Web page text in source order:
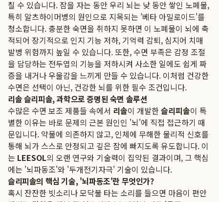
칠 수 있습니다. 잠을 자는 동안 우리 뇌는 낮 동안 쌓인 노폐물,
특히 알츠하이머병의 원인으로 지목되는 '베타 아밀로이드'를
청소합니다. 충분한 숙면을 취하지 못하면 이 노폐물이 뇌에 축
적되어 장기적으로 인지 기능 저하, 기억력 감퇴, 심지어 치매
발병 위험까지 높일 수 있습니다. 또한, 수면 부족은 감정 조절
을 담당하는 전두엽의 기능을 저하시켜 사소한 일에도 쉽게 짜
증을 내거나 우울감을 느끼게 만들 수 있습니다. 이처럼 건강한
수면은 선택이 아닌, 건강한 뇌를 위한 필수 조건입니다.
리솔 슬리피솔, 과학으로 증명된 숙면 솔루션
수많은 수면 보조 제품들 속에서 리솔이 개발한슬리피솔이 특
별한 이유는 바로 문제의 근본 원인인 '뇌'에 직접 접근하기 때
문입니다. 약물에 의존하지 않고, 인체에 무해한 물리적 신호를
통해 뇌가 스스로 안정되고 깊은 잠에 빠지도록 유도합니다. 이
는 LEESOL의 오랜 연구와 기술력이 집약된 결과이며, 그 핵심
에는 '뇌파동조'와 '두개전기자극' 기술이 있습니다.
슬리피솔의 핵심 기술, '뇌파동조'란 무엇인가?
혹시 잔잔한 빗소리나 모닥불 타는 소리를 들으면 마음이 편안